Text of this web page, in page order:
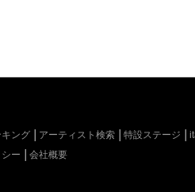
ング アーティスト検索 特設ステージ
ー
会社概要